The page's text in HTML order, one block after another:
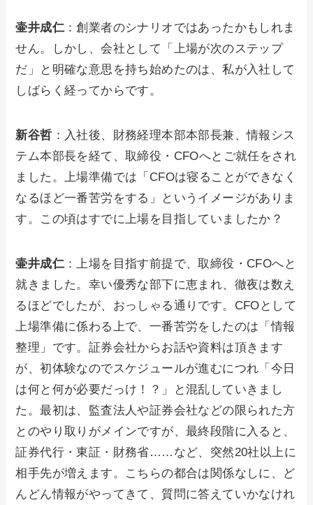
壷井成仁：創業者のシナリオではあったかもしれま
せん。しかし、会社として「上場が次のステップ
だ」と明確な意思を持ち始めたのは、私が入社して
しばらく経ってからです。
新谷哲 ：入社後、財務経理本部本部長兼、情報シス
テム本部長を経て、取締役・CFOへとご就任をされ
ました。上場準備では「CFOは寝ることができなく
なるほど一番苦労をする」というイメージがありま
す。この頃はすでに上場を目指していましたか？
壷井成仁：上場を目指す前提で、取締役・CFOへと
就きました。幸い優秀な部下に恵まれ、徹夜は数え
るほどでしたが、おっしゃる通りです。CFOとして
上場準備に係わる上で、一番苦労をしたのは「情報
整理」です。証券会社からお話や資料は頂きます
が、初体験なのでスケジュールが進むにつれ「今日
は何と何が必要だっけ！？」と混乱していきまし
た。最初は、監査法人や証券会社などの限られた方
とのやり取りがメインですが、最終段階に入ると、
証券代行・東証・財務省……など、突然20社以上に
相手先が増えます。こちらの都合は関係なしに、ど
んどん情報がやってきて、質問に答えていかなけれ